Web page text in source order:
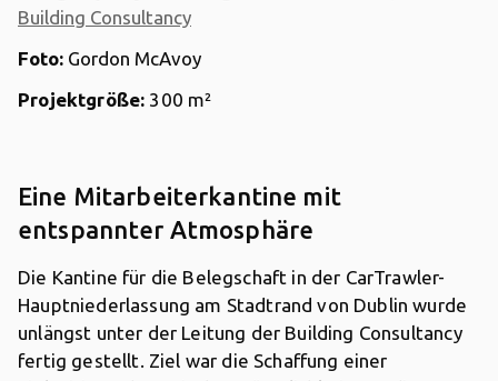
Building Consultancy
Foto: Gordon McAvoy
Projektgröße: 300 m²
Eine Mitarbeiterkantine mit
entspannter Atmosphäre
Die Kantine für die Belegschaft in der CarTrawler-
Hauptniederlassung am Stadtrand von Dublin wurde
unlängst unter der Leitung der Building Consultancy
fertig gestellt. Ziel war die Schaffung einer